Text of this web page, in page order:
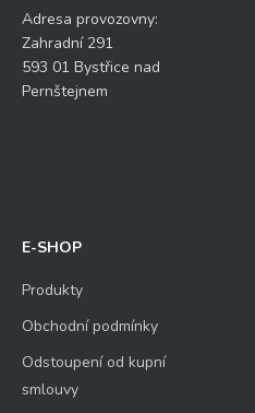
Adresa provozovny:
Zahradní 291
593 01 Bystřice nad
Pernštejnem
E-SHOP
Produkty
Obchodní podmínky
Odstoupení od kupní
smlouvy